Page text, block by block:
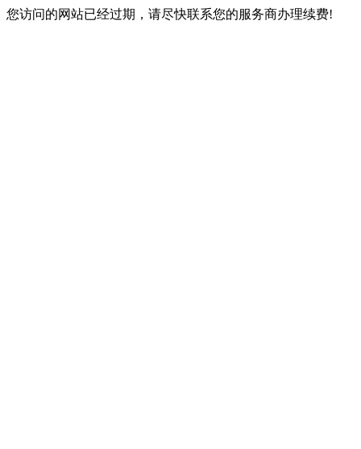
您访问的网站已经过期，请尽快联系您的服务商办理续费!